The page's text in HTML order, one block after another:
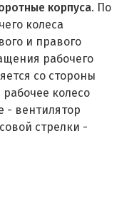
корпуса. По
колеса
и правого
рабочего
со стороны
колесо
- вентилятор
стрелки -